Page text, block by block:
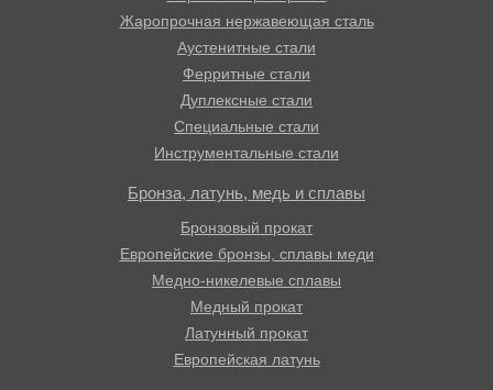
Жаропрочная нержавеющая сталь
Аустенитные стали
Ферритные стали
Дуплексные стали
Специальные стали
Инструментальные стали
Бронза, латунь, медь и сплавы
Бронзовый прокат
Европейские бронзы, сплавы меди
Медно-никелевые сплавы
Медный прокат
Латунный прокат
Европейская латунь